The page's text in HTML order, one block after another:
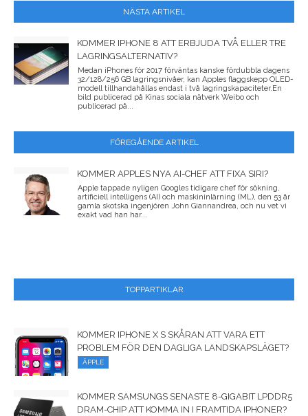
NÄSTA ARTIKEL
KOMMER IPHONE 8 ATT ERBJUDA TVÅ ELLER TRE
LAGRINGSALTERNATIV?
Medan iPhones för 2017 förväntas kanske fördubbla dagens
32/128/256 GB lagringsnivåer, kan Apples flaggskepp OLED-
modell tillhandahållas endast i två lagringskapaciteter.En
bild publicerad på Kinas sociala nätverk Weibo och
publicerad på...
FÖREGÅENDE ARTIKEL
KOMMER APPLES NYA AI-CHEF ATT FIXA SIRI?
Apple tappade nyligen Googles tidigare chef för sökning,
artificiell intelligens (AI) och maskininlärning (ML), den 53 år
gamla skotska ingenjören John Giannandrea, och nu vet vi
exakt vad han har...
TOPPARTIKLAR
KOMMER IPHONE X S SKÅRAN ATT VARA ETT
PROBLEM FÖR DEN DAGLIGA LANDSKAPSLÄGET?
ÄPPLE
KOMMER SAMSUNGS SENASTE 8-GIGABIT LPDDR5
DRAM-CHIP ATT KOMMA IN I FRAMTIDA IPHONER?